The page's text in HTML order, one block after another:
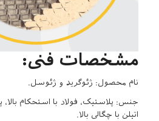
مشخصات فنی:
نام محصول: ژئوگرید و ژئوسل.
جنس: پلاستیک، فولاد با استحکام بالا،
اتیلن با چگالی بالا.